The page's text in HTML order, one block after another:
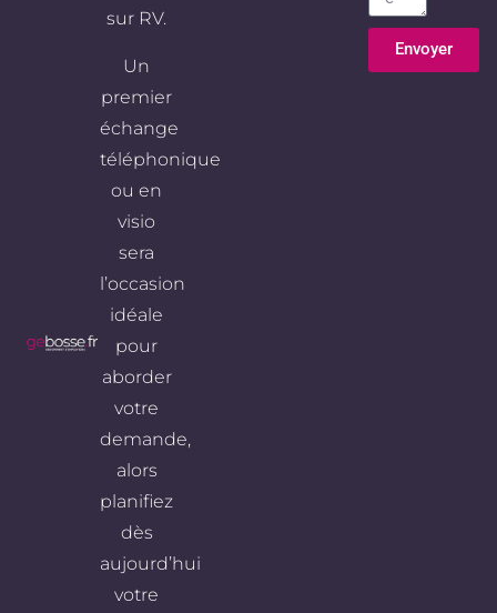
sur RV.
Un
premier
échange
téléphonique
ou en
visio
sera
l’occasion
idéale
pour
aborder
votre
demande,
alors
planifiez
dès
aujourd’hui
votre
Envoyer